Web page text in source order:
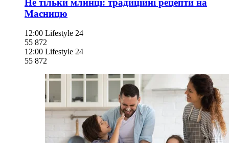
Масницю
12:00 Lifestyle 24
55 872
12:00 Lifestyle 24
55 872